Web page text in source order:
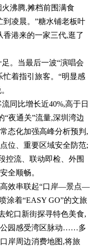
沸腾,摊档前围满食
到凌晨。”糖水铺老板叶
香港来的一家三代,逛了
。当最后一波“演唱会
忙着指引旅客。“明显感
同比增长近40%,高于日
“夜通关”流量,深圳湾边
态化加强高峰分析预判,
位、重要区域安全防范;
控流、联动即检、外围
全顺畅。
高效串联起“口岸—景点—
涂着“EASY GO”的文旅
口新街探寻特色美食,
公园感受湾区脉动……多
岸周边消费地图,将旅